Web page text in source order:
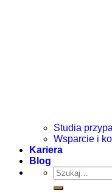
Studia
Wsparcie i
Kariera
Blog